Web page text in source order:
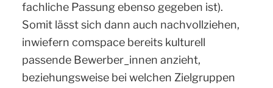
fachliche Passung ebenso gegeben ist).
Somit lässt sich dann auch nachvollziehen,
inwiefern comspace bereits kulturell
passende Bewerber_innen anzieht,
beziehungsweise bei welchen Zielgruppen